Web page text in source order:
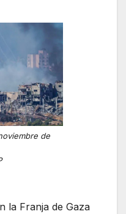
de
la Franja de Gaza